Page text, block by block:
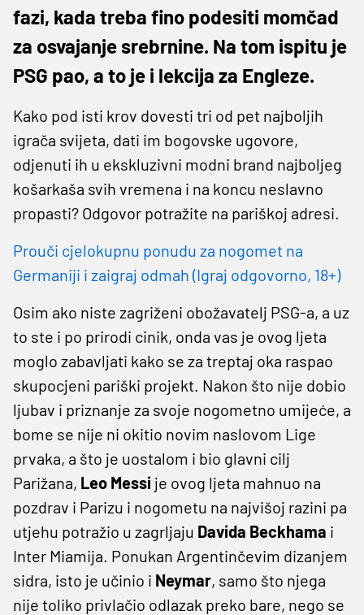
fazi, kada treba fino podesiti momčad
za osvajanje srebrnine. Na tom ispitu je
PSG pao, a to je i lekcija za Engleze.
Kako pod isti krov dovesti tri od pet najboljih
igrača svijeta, dati im bogovske ugovore,
odjenuti ih u ekskluzivni modni brand najboljeg
košarkaša svih vremena i na koncu neslavno
propasti? Odgovor potražite na pariškoj adresi.
Prouči cjelokupnu ponudu za nogomet na
Germaniji i zaigraj odmah (Igraj odgovorno, 18+)
Osim ako niste zagriženi obožavatelj PSG-a, a uz
to ste i po prirodi cinik, onda vas je ovog ljeta
moglo zabavljati kako se za treptaj oka raspao
skupocjeni pariški projekt. Nakon što nije dobio
ljubav i priznanje za svoje nogometno umijeće, a
bome se nije ni okitio novim naslovom Lige
prvaka, a što je uostalom i bio glavni cilj
Parižana, Leo Messi je ovog ljeta mahnuo na
pozdrav i Parizu i nogometu na najvišoj razini pa
utjehu potražio u zagrljaju Davida Beckhama i
Inter Miamija. Ponukan Argentinčevim dizanjem
sidra, isto je učinio i Neymar, samo što njega
nije toliko privlačio odlazak preko bare, nego se